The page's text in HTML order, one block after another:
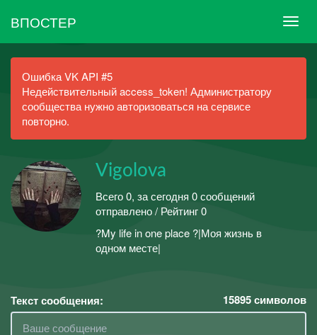
ВПОСТЕР
Ошибка VK API #5
Недействительный access_token! Администратору
сообщества нужно авторизоваться на сервисе
повторно.
Vigolova
Всего 0, за сегодня 0 сообщений
отправлено / Рейтинг 0
?My life in one place ?|Моя жизнь в
одном месте|
Текст сообщения: 15895символов